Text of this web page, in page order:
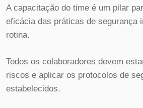
A capacitação do time é um pilar
eficácia das práticas de segurança
rotina.
Todos os colaboradores devem
riscos e aplicar os protocolos de
estabelecidos.